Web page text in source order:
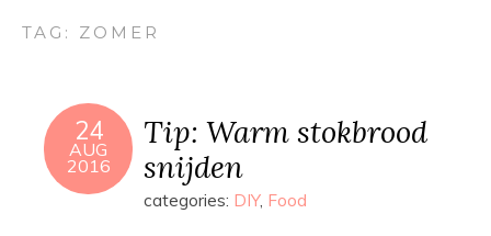
TAG: ZOMER
24
AUG
2016
Tip: Warm stokbrood
snijden
categories: DIY, Food